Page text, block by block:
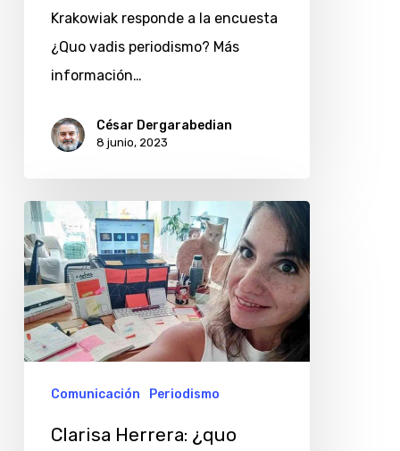
Krakowiak responde a la encuesta
¿Quo vadis periodismo? Más
información…
César Dergarabedian
8 junio, 2023
Clarisa
Herrera:
¿quo
vadis
periodismo?
Comunicación Periodismo
Clarisa Herrera: ¿quo